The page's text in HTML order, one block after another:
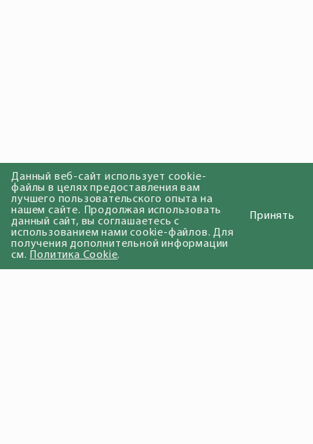
Данный веб-сайт использует cookie-
файлы в целях предоставления вам
лучшего пользовательского опыта на
нашем сайте. Продолжая использовать
данный сайт, вы соглашаетесь с
использованием нами cookie-файлов. Для
получения дополнительной информации
см.
Политика Cookie.
Принять